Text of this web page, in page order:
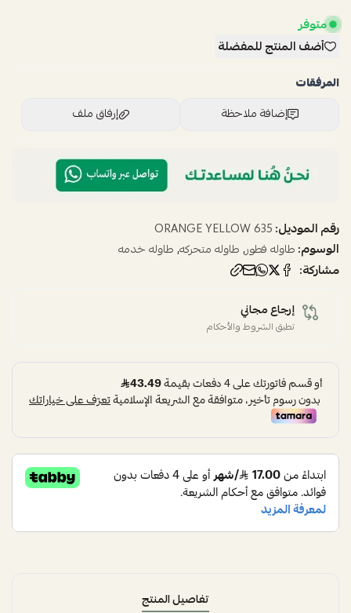
متوفر
أضف المنتج للمفضلة
المرفقات
إضافة ملاحظة
إرفاق ملف
اسحب و افلت الملف هنا
رقم الموديل:635 ORANGE YELLOW
الوسوم:طاوله فطور,طاوله متحركه,طاوله خدمه
مشاركة:
إرجاع مجاني
تطبق الشروط والأحكام
تفاصيل المنتج